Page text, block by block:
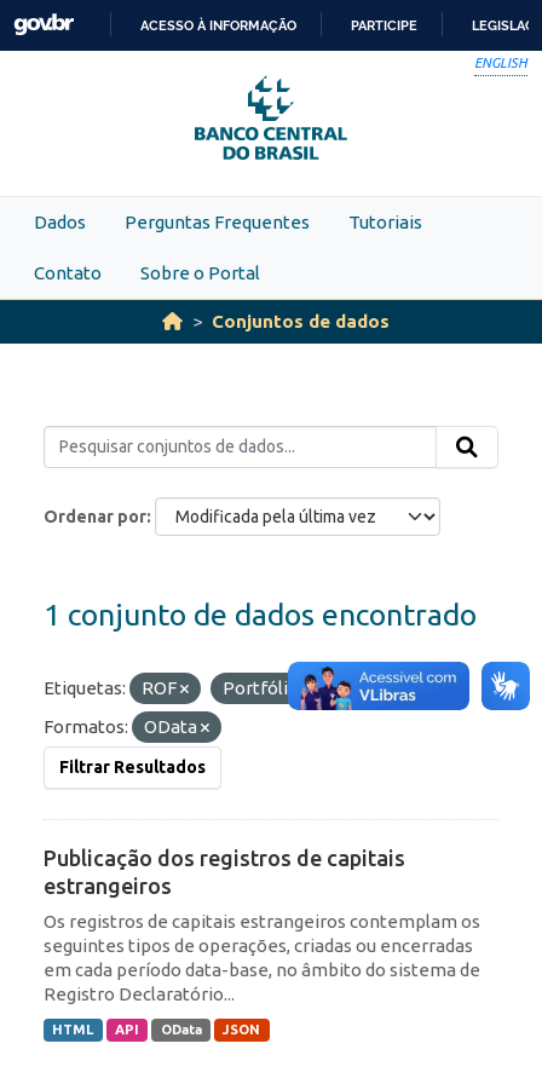
Skip to main content
PARA
O
CONTEÚDO
ACESSO À INFORMAÇÃO PARTICIPE
ENGLISH
Dados Perguntas Frequentes Tutoriais
Contato Sobre o Portal
Conjuntos de dados
Ordenar por
1 conjunto de dados encontrado
Etiquetas: ROF Portfólio
RDE
Formatos:
OData
Filtrar Resultados
Publicação dos registros de capitais
estrangeiros
Os registros de capitais estrangeiros contemplam os
seguintes tipos de operações, criadas ou encerradas
em cada período data-base, no âmbito do sistema de
Registro Declaratório...
HTML API OData JSON